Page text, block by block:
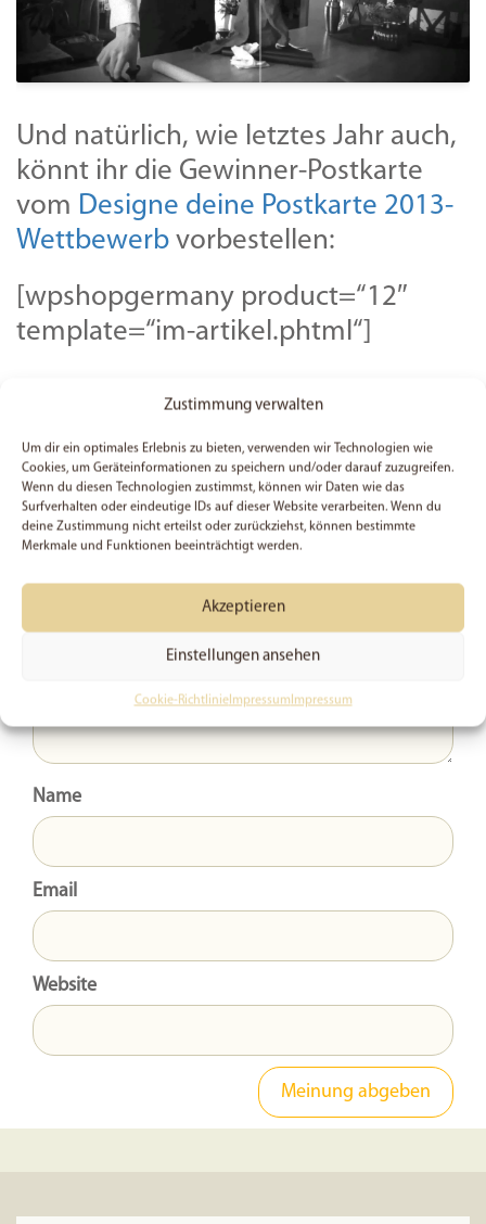
Zustimmung verwalten
Um dir ein optimales Erlebnis zu bieten, verwenden wir Technologien wie
Cookies, um Geräteinformationen zu speichern und/oder darauf zuzugreifen.
Wenn du diesen Technologien zustimmst, können wir Daten wie das
Surfverhalten oder eindeutige IDs auf dieser Website verarbeiten. Wenn du
deine Zustimmung nicht erteilst oder zurückziehst, können bestimmte
Merkmale und Funktionen beeinträchtigt werden.
Akzeptieren
Einstellungen ansehen
Cookie-RichtlinieImpressumImpressum
Und natürlich, wie letztes Jahr auch,
könnt ihr die Gewinner-Postkarte
vom Designe deine Postkarte 2013-
Wettbewerb vorbestellen:
[wpshopgermany product=“12″
template=“im-artikel.phtml“]
Schreib uns deine Meinung
Deine E-Mail-Adresse wird nicht veröffentlicht.
Kommentar
Name
Email
Website